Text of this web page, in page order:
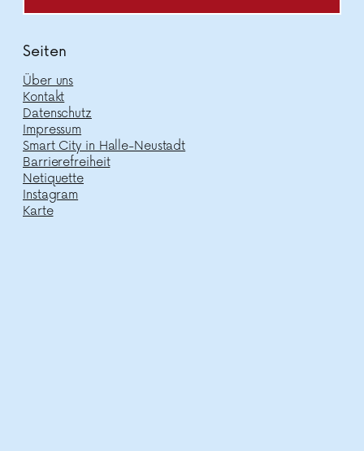
Seiten
Über uns
Kontakt
Datenschutz
Impressum
Smart City in Halle-Neustadt
Barrierefreiheit
Netiquette
Instagram
Karte